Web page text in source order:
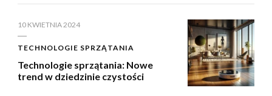
10 KWIETNIA 2024
TECHNOLOGIE SPRZĄTANIA
Technologie sprzątania: Nowe
trend w dziedzinie czystości